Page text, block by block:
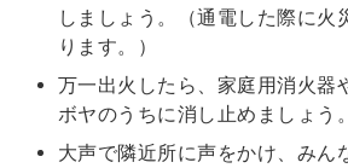
しましょう。（通電した際に火
ります。）
万一出火したら、家庭用消火器
ボヤのうちに消し止めましょう。
大声で隣近所に声をかけ、みん